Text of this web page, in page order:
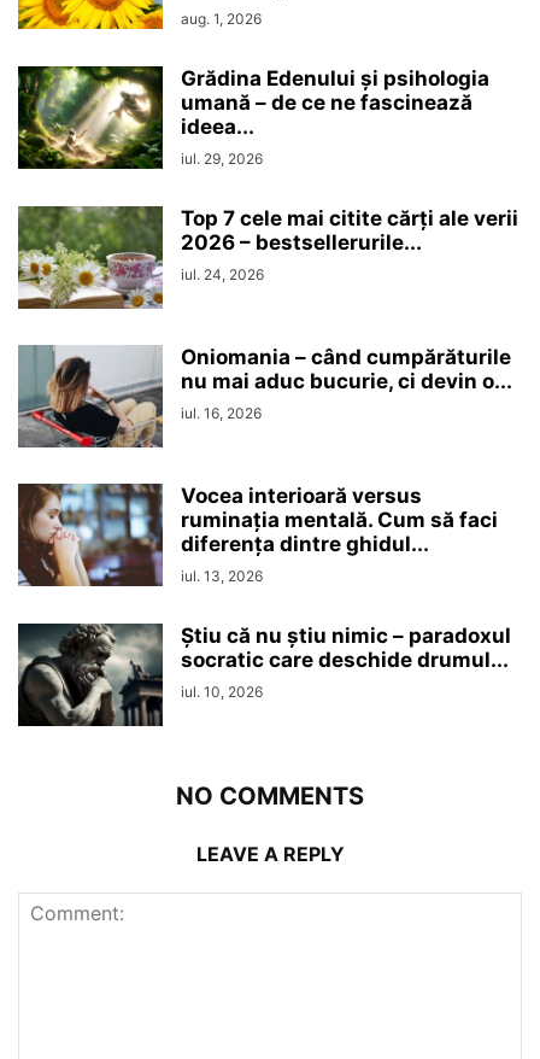
aug. 1, 2026
Grădina Edenului și psihologia
umană – de ce ne fascinează
ideea...
iul. 29, 2026
Top 7 cele mai citite cărți ale verii
2026 – bestsellerurile...
iul. 24, 2026
Oniomania – când cumpărăturile
nu mai aduc bucurie, ci devin o...
iul. 16, 2026
Vocea interioară versus
ruminaţia mentală. Cum să faci
diferența dintre ghidul...
iul. 13, 2026
Ştiu că nu ştiu nimic – paradoxul
socratic care deschide drumul...
iul. 10, 2026
NO COMMENTS
LEAVE A REPLY